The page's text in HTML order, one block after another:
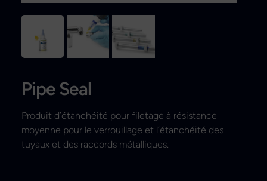
Pipe Seal
Produit d’étanchéité pour filetage à résistance
moyenne pour le verrouillage et l’étanchéité des
tuyaux et des raccords métalliques.